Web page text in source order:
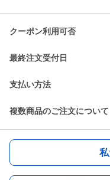
クーポン利用可否
最終注文受付日
支払い方法
複数商品のご注文について